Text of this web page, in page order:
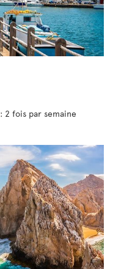
: 2 fois par semaine